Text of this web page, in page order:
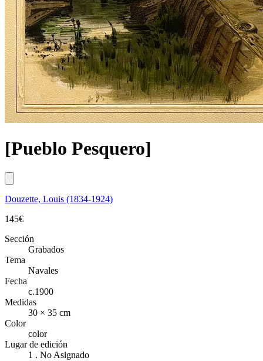
[Pueblo Pesquero]
Douzette, Louis (1834-1924)
145€
Sección
Grabados
Tema
Navales
Fecha
c.1900
Medidas
30 × 35 cm
Color
color
Lugar de edición
1 . No Asignado